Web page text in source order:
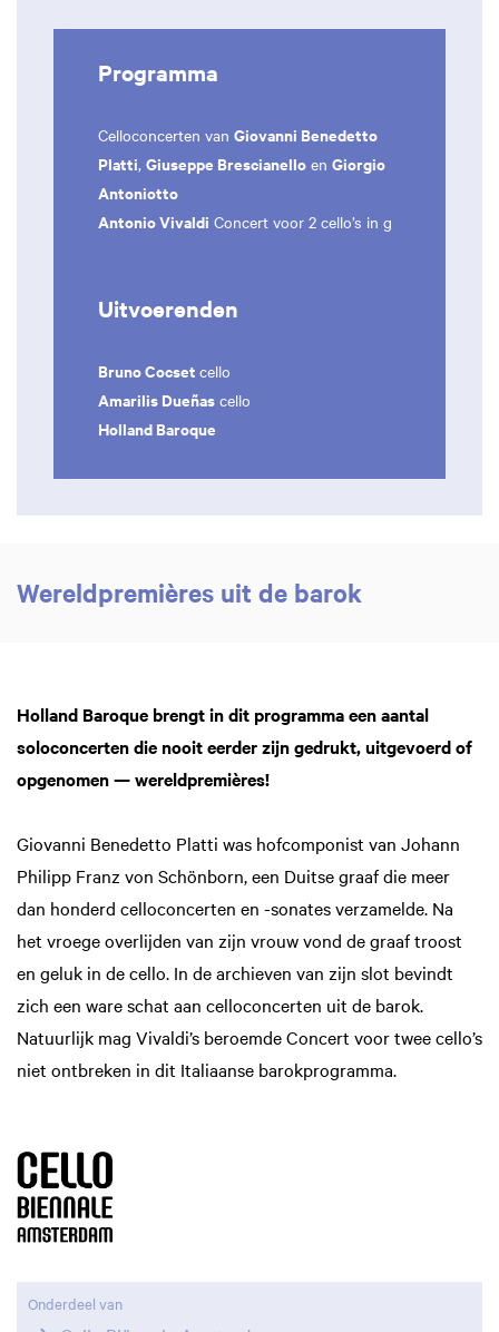
Programma
Celloconcerten van Giovanni Benedetto
Platti, Giuseppe Brescianello en Giorgio
Antoniotto
Antonio Vivaldi Concert voor 2 cello’s in g
Uitvoerenden
Bruno Cocset cello
Amarilis Dueñas cello
Holland Baroque
Wereldpremières uit de barok
Holland Baroque brengt in dit programma een aantal
soloconcerten die nooit eerder zijn gedrukt, uitgevoerd of
opgenomen — wereldpremières!
Giovanni Benedetto Platti was hofcomponist van Johann
Philipp Franz von Schönborn, een Duitse graaf die meer
dan honderd celloconcerten en -sonates verzamelde. Na
het vroege overlijden van zijn vrouw vond de graaf troost
en geluk in de cello. In de archieven van zijn slot bevindt
zich een ware schat aan celloconcerten uit de barok.
Natuurlijk mag Vivaldi’s beroemde Concert voor twee cello’s
niet ontbreken in dit Italiaanse barokprogramma.
Onderdeel van